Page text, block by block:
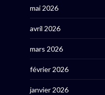
mai 2026
avril 2026
mars 2026
février 2026
janvier 2026